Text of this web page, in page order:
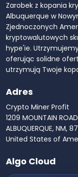
Zarobek z kopania
Albuquerque w
Zjednoczonych
kryptowalutowych
hype'ie.
oferując solidne
utrzymują Twoje
Adres
Crypto Miner Profit
1209 MOUNTAIN ROAD
ALBUQUERQUE, NM,
United States of
Algo Cloud